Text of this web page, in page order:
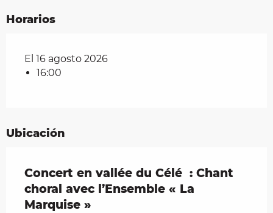
Horarios
El 16 agosto 2026
16:00
Ubicación
Concert en vallée du Célé : Chant
choral avec l’Ensemble « La
Marquise »